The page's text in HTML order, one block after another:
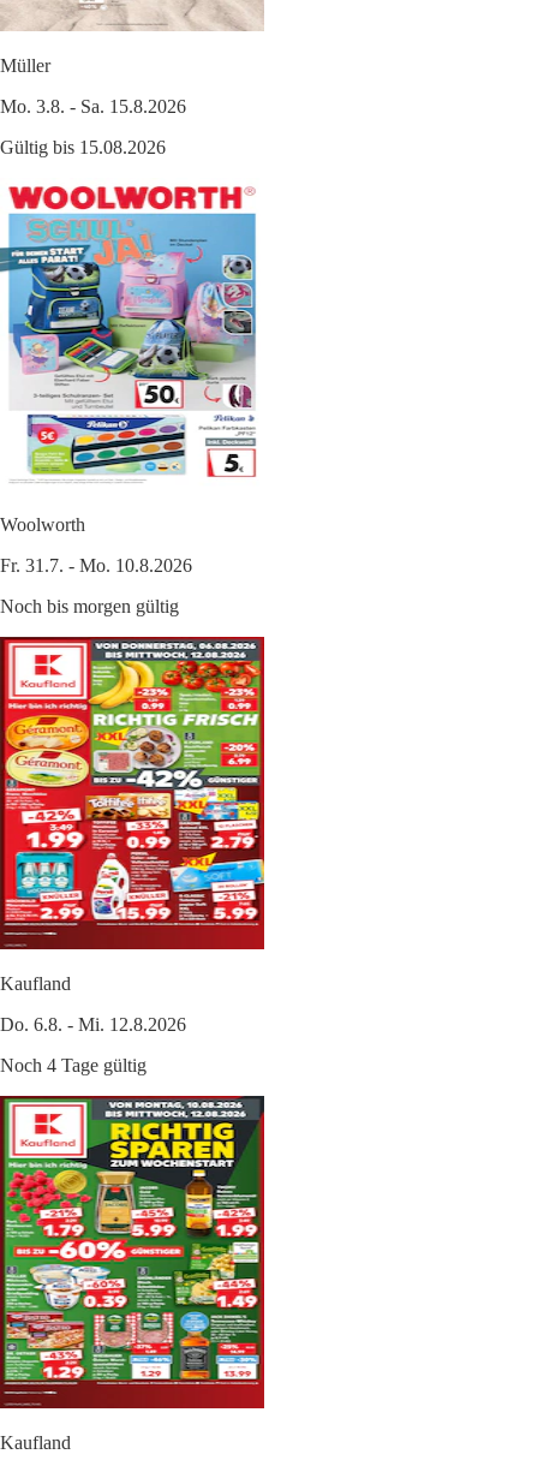
Müller
Mo. 3.8. - Sa. 15.8.2026
Gültig bis 15.08.2026
Woolworth
Fr. 31.7. - Mo. 10.8.2026
Noch bis morgen gültig
Kaufland
Do. 6.8. - Mi. 12.8.2026
Noch 4 Tage gültig
Kaufland